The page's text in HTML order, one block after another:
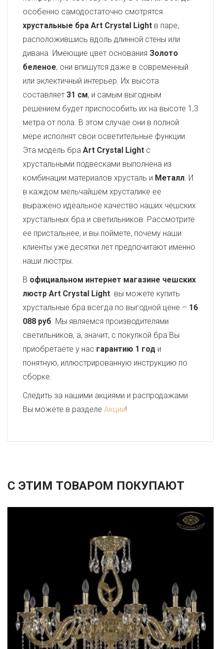
особенно самодостаточно смотрятся
хрустальные бра Art Crystal Light в паре,
расположившись вдоль длинной стены или
дивана. Имеющие цвет основания Золото
беленое, они впишутся даже в современный
или эклектичный интерьер. Их высота
составляет 31 см, и самым выгодным
решением будет приспособить их на высоте 1,3
метра от пола. В этом случае они в полной
мере исполнят свои осветительные функции.
Эта модель бра Art Crystal Light с
хрустальными подвесками выполнена из
комбинации материалов хрусталь и Металл. И
в каждом мельчайшем хрусталике ее
выражено идеальное качество наших чешских
хрустальных бра и светильников. Рассмотрите
ее пристальнее, и вы поймете, почему наши
клиенты уже десятки лет предпочитают именно
наши люстры.
В официальном интернет магазине чешских
люстр Art Crystal Light вы можете купить
хрустальные бра всегда по выгодной цене – 16
088 руб. Мы являемся производителями
светильников, а, значит, с покупкой бра Вы
приобретаете у нас гарантию 1 год и
понятную, иллюстрированную инструкцию по
сборке.
Следить за нашими акциями и распродажами
Вы можете в разделе Акции!
С ЭТИМ ТОВАРОМ ПОКУПАЮТ